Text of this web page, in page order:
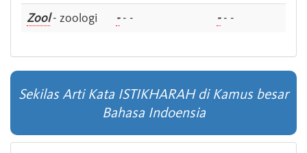
Zool- zoologi -- - -- -
Sekilas Arti Kata ISTIKHARAH di Kamus besar
Bahasa Indoensia